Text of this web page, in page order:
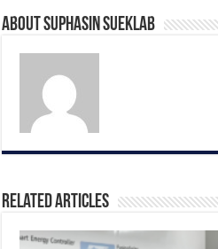
About Suphasin Sueklab
Related Articles